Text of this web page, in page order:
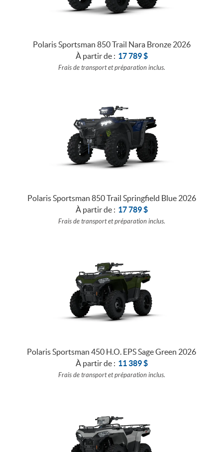
Polaris Sportsman 850 Trail Nara Bronze 2026
À partir de : 17 789$
Frais de transport et préparation inclus.
Polaris Sportsman 850 Trail Springfield Blue 2026
À partir de : 17 789$
Frais de transport et préparation inclus.
Polaris Sportsman 450 H.O. EPS Sage Green 2026
À partir de : 11 389$
Frais de transport et préparation inclus.